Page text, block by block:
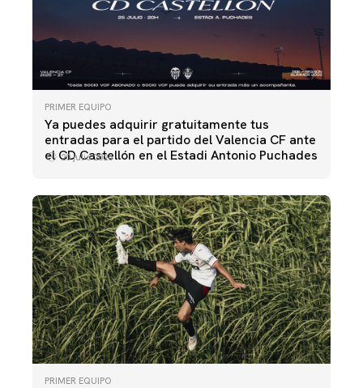
PRIMER EQUIPO
Ya puedes adquirir gratuitamente tus
entradas para el partido del Valencia CF ante
el CD Castellón en el Estadi Antonio Puchades
20 julio 2026
PRIMER EQUIPO